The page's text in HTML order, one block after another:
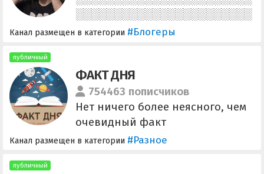
Канал размещен в категории #Блогеры
публичный
ФАКТ ДНЯ
754463 пописчиков
Нет ничего более неясного, чем
очевидный факт
Канал размещен в категории #Разное
публичный